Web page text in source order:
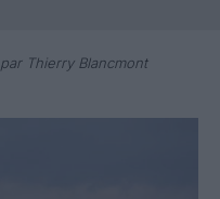
par Thierry Blancmont